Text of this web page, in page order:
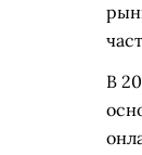
В